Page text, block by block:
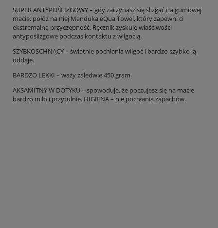
SUPER ANTYPOŚLIZGOWY – gdy zaczynasz się ślizgać na gumowej
macie, połóż na niej Manduka eQua Towel, który zapewni ci
ekstremalną przyczepność. Ręcznik zyskuje właściwości
antypoślizgowe podczas kontaktu z wilgocią.
SZYBKOSCHNĄCY – świetnie pochłania wilgoć i bardzo szybko ją
oddaje.
BARDZO LEKKI – waży zaledwie 450 gram.
AKSAMITNY W DOTYKU – spowoduje, że poczujesz się na macie
bardzo miło i przytulnie. HIGIENA – nie pochłania zapachów.